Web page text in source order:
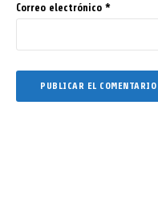
Correo electrónico *